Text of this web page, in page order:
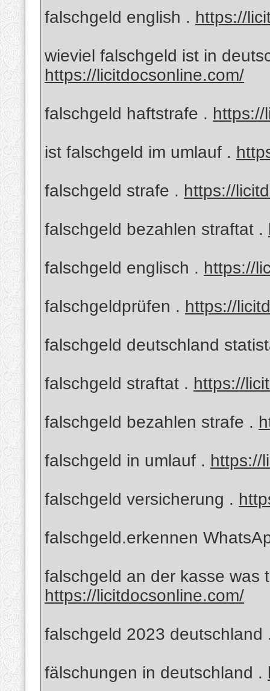
falschgeld english . https://
wieviel falschgeld ist in
https://licitdocsonline.com/
falschgeld haftstrafe . https://
ist falschgeld im umlauf .
falschgeld strafe . https://
falschgeld bezahlen straftat .
falschgeld englisch . https://
falschgeldprüfen . https://
falschgeld deutschland
falschgeld straftat . https://
falschgeld bezahlen strafe .
falschgeld in umlauf . https://
falschgeld versicherung .
falschgeld.erkennen
falschgeld an der kasse was
https://licitdocsonline.com/
falschgeld 2023
fälschungen in deutschland .